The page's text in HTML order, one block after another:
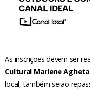
As inscrições devem ser
Cultural Marlene
local, também serão